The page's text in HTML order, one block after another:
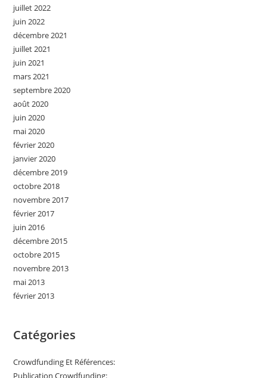
juillet 2022
juin 2022
décembre 2021
juillet 2021
juin 2021
mars 2021
septembre 2020
août 2020
juin 2020
mai 2020
février 2020
janvier 2020
décembre 2019
octobre 2018
novembre 2017
février 2017
juin 2016
décembre 2015
octobre 2015
novembre 2013
mai 2013
février 2013
Catégories
Crowdfunding Et Références:
Publication Crowdfunding: